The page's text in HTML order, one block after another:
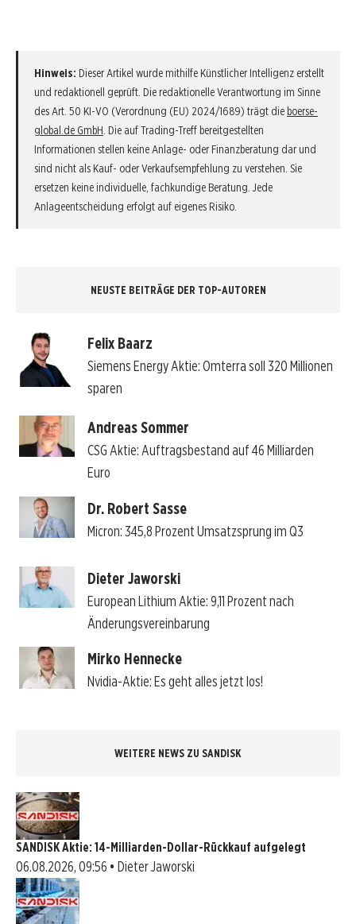
Hinweis: Dieser Artikel wurde mithilfe Künstlicher Intelligenz erstellt
und redaktionell geprüft. Die redaktionelle Verantwortung im Sinne
des Art. 50 KI-VO (Verordnung (EU) 2024/1689) trägt die boerse-
global.de GmbH. Die auf Trading-Treff bereitgestellten
Informationen stellen keine Anlage- oder Finanzberatung dar und
sind nicht als Kauf- oder Verkaufsempfehlung zu verstehen. Sie
ersetzen keine individuelle, fachkundige Beratung. Jede
Anlageentscheidung erfolgt auf eigenes Risiko.
NEUSTE BEITRÄGE DER TOP-AUTOREN
Felix Baarz
Siemens Energy Aktie: Omterra soll 320 Millionen
sparen
Andreas Sommer
CSG Aktie: Auftragsbestand auf 46 Milliarden
Euro
Dr. Robert Sasse
Micron: 345,8 Prozent Umsatzsprung im Q3
Dieter Jaworski
European Lithium Aktie: 9,11 Prozent nach
Änderungsvereinbarung
Mirko Hennecke
Nvidia-Aktie: Es geht alles jetzt los!
WEITERE NEWS ZU SANDISK
SANDISK Aktie: 14-Milliarden-Dollar-Rückkauf aufgelegt
06.08.2026, 09:56 • Dieter Jaworski